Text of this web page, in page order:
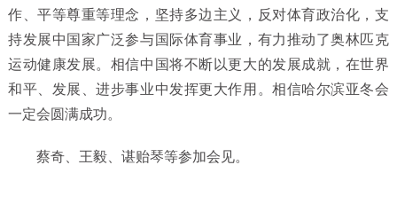
作、平等尊重等理念，坚持多边主义，反对体育政治化，支
持发展中国家广泛参与国际体育事业，有力推动了奥林匹克
运动健康发展。相信中国将不断以更大的发展成就，在世界
和平、发展、进步事业中发挥更大作用。相信哈尔滨亚冬会
一定会圆满成功。
蔡奇、王毅、谌贻琴等参加会见。